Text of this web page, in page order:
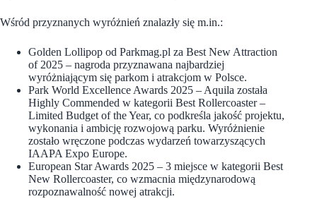
Wśród przyznanych wyróżnień znalazły się m.in.:
Golden Lollipop od Parkmag.pl za Best New Attraction
of 2025 – nagroda przyznawana najbardziej
wyróżniającym się parkom i atrakcjom w Polsce.
Park World Excellence Awards 2025 – Aquila została
Highly Commended w kategorii Best Rollercoaster –
Limited Budget of the Year, co podkreśla jakość projektu,
wykonania i ambicję rozwojową parku. Wyróżnienie
zostało wręczone podczas wydarzeń towarzyszących
IAAPA Expo Europe.
European Star Awards 2025 – 3 miejsce w kategorii Best
New Rollercoaster, co wzmacnia międzynarodową
rozpoznawalność nowej atrakcji.